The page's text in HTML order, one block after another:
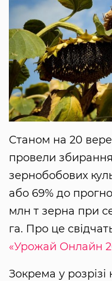
Станом на 20
провели
зернобобових
або 69% до
млн т зерна при
га. Про це
«Урожай Онлайн
Зокрема у